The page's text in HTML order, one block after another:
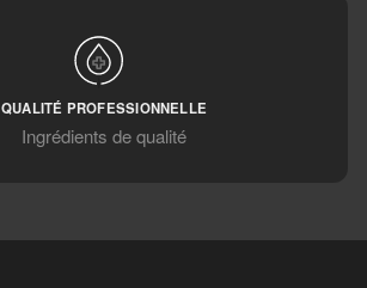
QUALITÉ PROFESSIONNELLE
Ingrédients de qualité